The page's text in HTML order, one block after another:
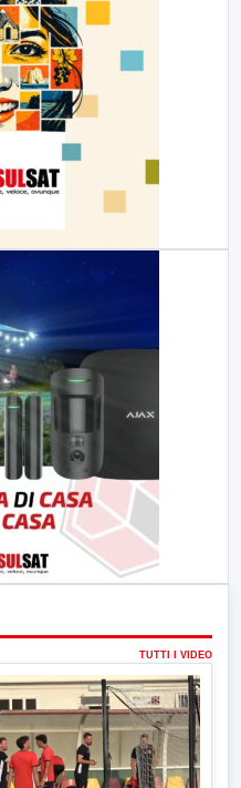
TUTTI I VIDEO